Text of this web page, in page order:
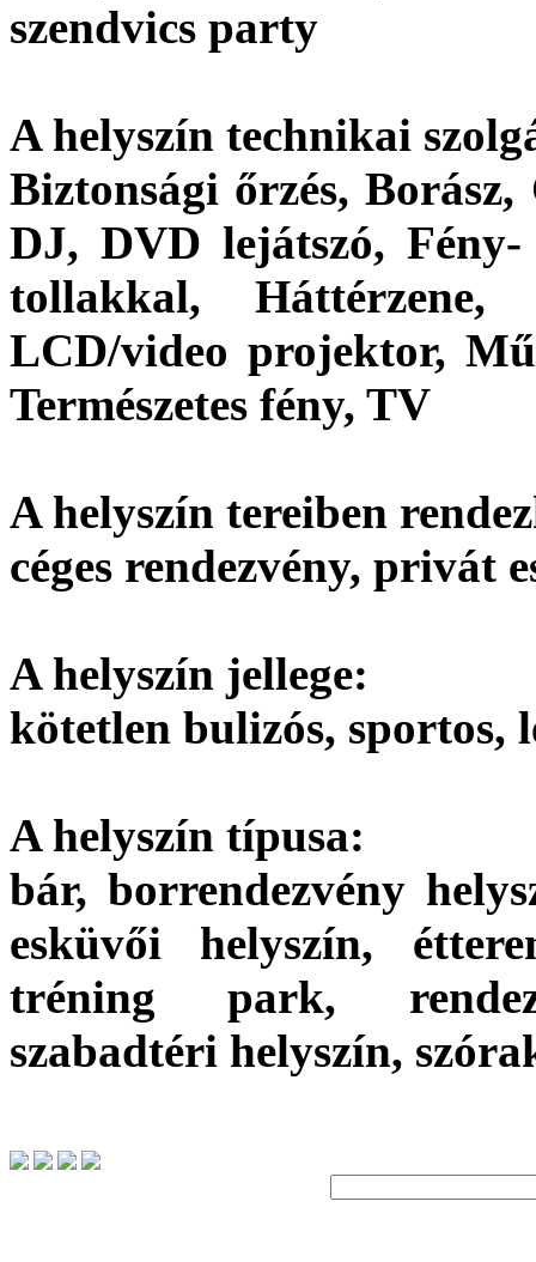
szendvics party
A helyszín technikai
Biztonsági őrzés,
DJ, DVD lejátszó,
tollakkal,
LCD/video projektor,
Természetes fény, TV
A helyszín tereiben
céges rendezvény, privát
A helyszín jellege:
kötetlen bulizós, sportos,
A helyszín típusa:
bár, borrendezvény
esküvői helyszín,
tréning park,
szabadtéri helyszín,